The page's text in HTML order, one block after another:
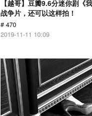
【越哥】豆瓣9.6分迷你剧《
战争片，还可以这样拍！
# 470
2019-11-11 10:09